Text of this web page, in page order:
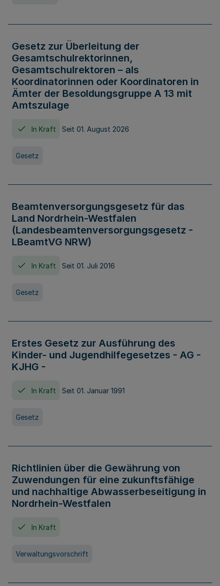
Gesetz zur Überleitung der
Gesamtschulrektorinnen,
Gesamtschulrektoren – als
Koordinatorinnen oder Koordinatoren in
Ämter der Besoldungsgruppe A 13 mit
Amtszulage
In Kraft Seit 01. August 2026
Gesetz
Beamtenversorgungsgesetz für das
Land Nordrhein-Westfalen
(Landesbeamtenversorgungsgesetz -
LBeamtVG NRW)
In Kraft Seit 01. Juli 2016
Gesetz
Erstes Gesetz zur Ausführung des
Kinder- und Jugendhilfegesetzes - AG -
KJHG -
In Kraft Seit 01. Januar 1991
Gesetz
Richtlinien über die Gewährung von
Zuwendungen für eine zukunftsfähige
und nachhaltige Abwasserbeseitigung in
Nordrhein-Westfalen
In Kraft
Verwaltungsvorschrift